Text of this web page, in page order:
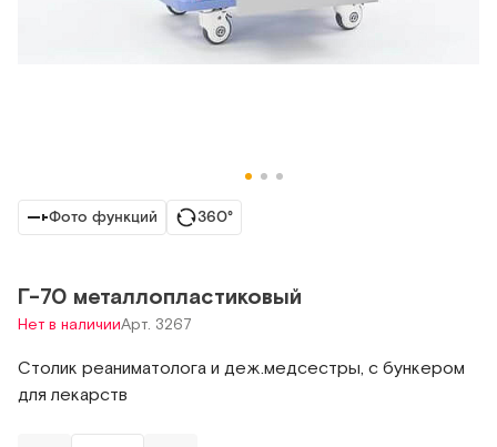
Фото функций 360°
Г-70 металлопластиковый
Нет в наличииАрт. 3267
Столик реаниматолога и деж.медсестры, с бункером
для лекарств